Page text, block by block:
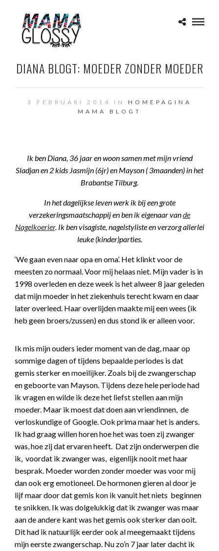
DIANA BLOGT: MOEDER ZONDER MOEDER
3 FEBRUARI 2014 IN HOMEPAGINA
MAMA BLOGT
Ik ben Diana, 36 jaar en woon samen met mijn vriend
Sladjan en 2 kids Jasmijn (6jr) en Mayson ( 3maanden) in het
Brabantse Tilburg.
In het dagelijkse leven werk ik bij een grote
verzekeringsmaatschappij en ben ik eigenaar vande
Nagelkoerier. Ik ben visagiste, nagelstyliste en verzorg allerlei
leuke (kinder)parties.
‘We gaan even naar opa en oma’. Het klinkt voor de
meesten zo normaal. Voor mij helaas niet. Mijn vader is in
1998 overleden en deze week is het alweer 8 jaar geleden
dat mijn moeder in het ziekenhuis terecht kwam en daar
later overleed. Haar overlijden maakte mij een wees (ik
heb geen broers/zussen) en dus stond ik er alleen voor.
Ik mis mijn ouders ieder moment van de dag, maar op
sommige dagen of tijdens bepaalde periodes is dat
gemis sterker en moeilijker. Zoals bij de zwangerschap
en geboorte van Mayson. Tijdens deze hele periode had
ik vragen en wilde ik deze het liefst stellen aan mijn
moeder. Maar ik moest dat doen aan vriendinnen, de
verloskundige of Google. Ook prima maar het is anders.
Ik had graag willen horen hoe het was toen zij zwanger
was, hoe zij dat ervaren heeft. Dat zijn onderwerpen die
ik, voordat ik zwanger was, eigenlijk nooit met haar
besprak. Moeder worden zonder moeder was voor mij
dan ook erg emotioneel. De hormonen gieren al door je
lijf maar door dat gemis kon ik vanuit het niets beginnen
te snikken. Ik was dolgelukkig dat ik zwanger was maar
aan de andere kant was het gemis ook sterker dan ooit.
Dit had ik natuurlijk eerder ook al meegemaakt tijdens
mijn eerste zwangerschap. Nu zo’n 7 jaar later dacht ik